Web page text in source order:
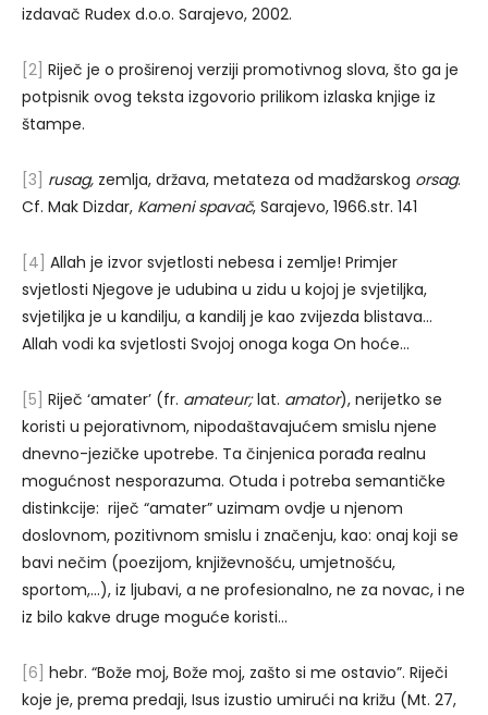
izdavač Rudex d.o.o. Sarajevo, 2002.
[2] Riječ je o proširenoj verziji promotivnog slova, što ga je
potpisnik ovog teksta izgovorio prilikom izlaska knjige iz
štampe.
[3] rusag, zemlja, država, metateza od madžarskog orsag.
Cf. Mak Dizdar, Kameni spavač, Sarajevo, 1966.str. 141
[4] Allah je izvor svjetlosti nebesa i zemlje! Primjer
svjetlosti Njegove je udubina u zidu u kojoj je svjetiljka,
svjetiljka je u kandilju, a kandilj je kao zvijezda blistava…
Allah vodi ka svjetlosti Svojoj onoga koga On hoće…
[5] Riječ ‘amater’ (fr. amateur;lat. amator), nerijetko se
koristi u pejorativnom, nipodaštavajućem smislu njene
dnevno-jezičke upotrebe. Ta činjenica porađa realnu
mogućnost nesporazuma. Otuda i potreba semantičke
distinkcije: riječ “amater” uzimam ovdje u njenom
doslovnom, pozitivnom smislu i značenju, kao: onaj koji se
bavi nečim (poezijom, književnošću, umjetnošću,
sportom,…), iz ljubavi, a ne profesionalno, ne za novac, i ne
iz bilo kakve druge moguće koristi…
[6] hebr. “Bože moj, Bože moj, zašto si me ostavio”. Riječi
koje je, prema predaji, Isus izustio umirući na križu (Mt. 27,